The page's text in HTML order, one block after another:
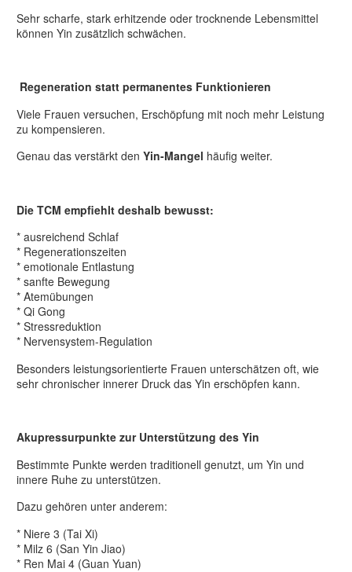
Sehr scharfe, stark erhitzende oder trocknende Lebensmittel
können Yin zusätzlich schwächen.
Regeneration statt permanentes Funktionieren
Viele Frauen versuchen, Erschöpfung mit noch mehr Leistung
zu kompensieren.
Genau das verstärkt den Yin-Mangel häufig weiter.
Die TCM empfiehlt deshalb bewusst:
* ausreichend Schlaf
* Regenerationszeiten
* emotionale Entlastung
* sanfte Bewegung
* Atemübungen
* Qi Gong
* Stressreduktion
* Nervensystem-Regulation
Besonders leistungsorientierte Frauen unterschätzen oft, wie
sehr chronischer innerer Druck das Yin erschöpfen kann.
Akupressurpunkte zur Unterstützung des Yin
Bestimmte Punkte werden traditionell genutzt, um Yin und
innere Ruhe zu unterstützen.
Dazu gehören unter anderem:
* Niere 3 (Tai Xi)
* Milz 6 (San Yin Jiao)
* Ren Mai 4 (Guan Yuan)